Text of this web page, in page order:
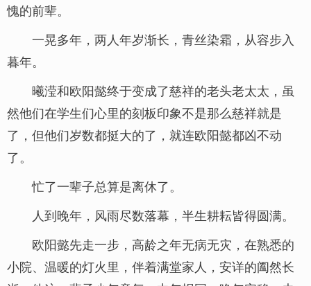
愧的前辈。
一晃多年，两人年岁渐长，青丝染霜，从容步入
暮年。
曦滢和欧阳懿终于变成了慈祥的老头老太太，虽
然他们在学生们心里的刻板印象不是那么慈祥就是
了，但他们岁数都挺大的了，就连欧阳懿都凶不动
了。
忙了一辈子总算是离休了。
人到晚年，风雨尽数落幕，半生耕耘皆得圆满。
欧阳懿先走一步，高龄之年无病无灾，在熟悉的
小院、温暖的灯火里，伴着满堂家人，安详的阖然长